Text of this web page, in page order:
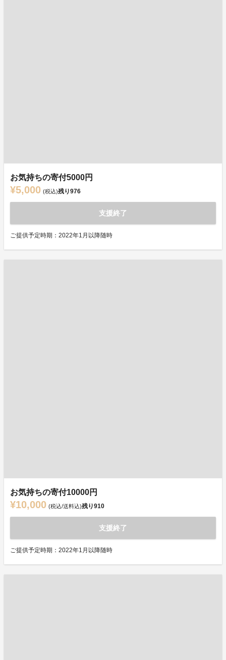
お気持ちの寄付5000円
¥5,000 (税込)残り976
支援終了
ご提供予定時期：2022年1月以降随時
お気持ちの寄付10000円
¥10,000 (税込/送料込)残り910
支援終了
ご提供予定時期：2022年1月以降随時